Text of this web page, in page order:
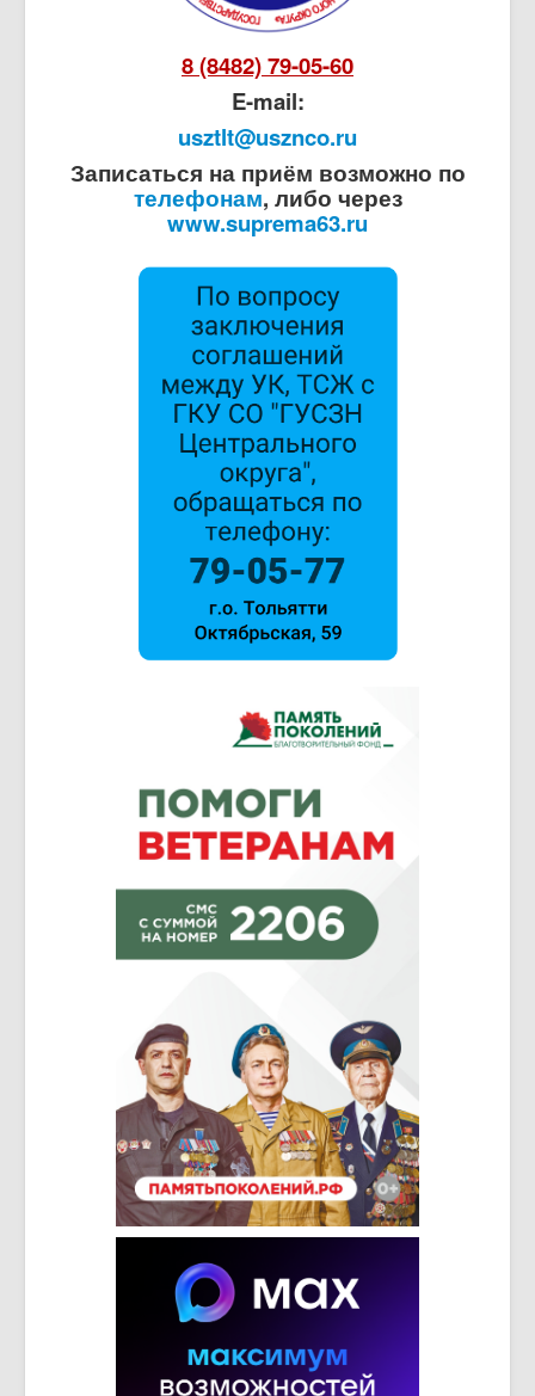
8 (8482) 79-05-60
E-mail:
usztlt@usznco.ru
Записаться на приём возможно по
телефонам, либо через
www.suprema63.ru